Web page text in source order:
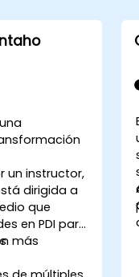
un instructor,
dirigida a
que
en PDI para
más